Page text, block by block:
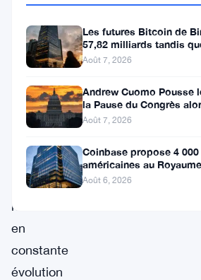
(OMG)
Cette
décision,
reflète
nature
en
constante
évolution
Les futures Bitcoin de
57,82 milliards tandis
huit fois
Août 7, 2026
Andrew Cuomo Pousse
la Pause du Congrès
Europe
Août 7, 2026
Coinbase propose 4
américaines au
24/5 sans commission
Août 6, 2026